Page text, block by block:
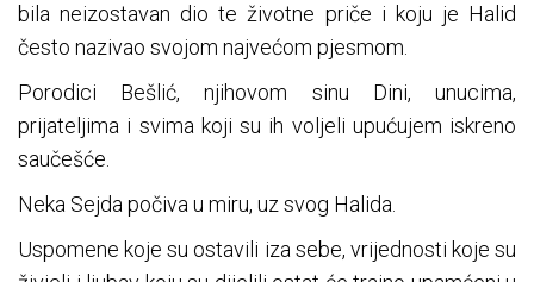
bila neizostavan dio te životne priče i koju je Halid
često nazivao svojom najvećom pjesmom.
Porodici Bešlić, njihovom sinu Dini, unucima,
prijateljima i svima koji su ih voljeli upućujem iskreno
saučešće.
Neka Sejda počiva u miru, uz svog Halida.
Uspomene koje su ostavili iza sebe, vrijednosti koje su